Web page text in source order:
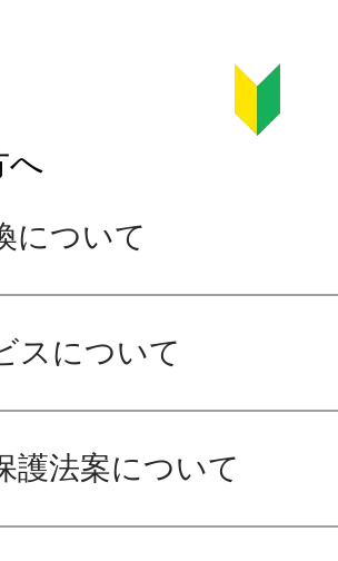
へ
について
スについて
護法案について